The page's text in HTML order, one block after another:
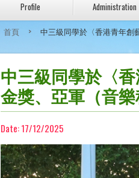
Profile Administration
首頁 > 中三級同學於〈香港青年創
中三級同學於〈
金獎、亞軍（音樂
Date:17/12/2025